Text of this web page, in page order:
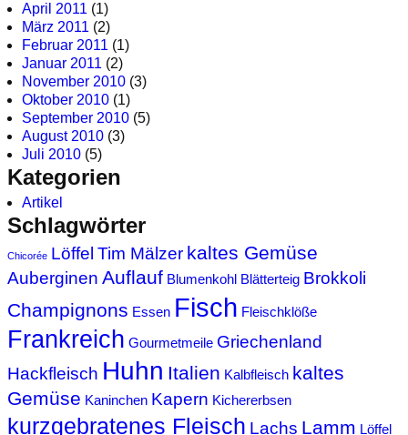
April 2011 (1)
März 2011 (2)
Februar 2011 (1)
Januar 2011 (2)
November 2010 (3)
Oktober 2010 (1)
September 2010 (5)
August 2010 (3)
Juli 2010 (5)
Kategorien
Artikel
Schlagwörter
Chicorée Löffel Tim Mälzer kaltes Gemüse
Auberginen Auflauf Blumenkohl Blätterteig Brokkoli
Champignons Essen Fisch Fleischklöße
Frankreich Gourmetmeile Griechenland
Hackfleisch Huhn Italien Kalbfleisch kaltes
Gemüse Kaninchen Kapern Kichererbsen
kurzgebratenes Fleisch Lachs Lamm Löffel